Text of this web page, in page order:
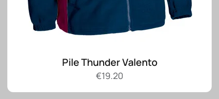
Pile Thunder Valento
€19.20